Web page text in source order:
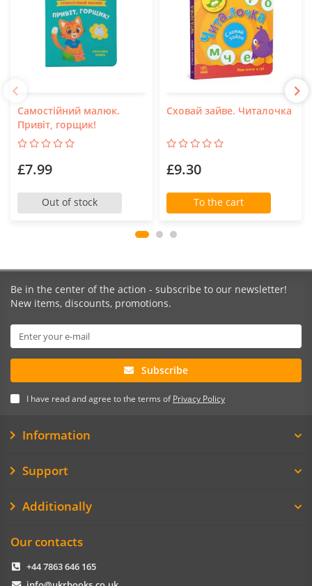
Самостійний малюк.
Привіт, горщик!
£7.99
Out of stock
Сховай зайве. Читалочка
£9.30
To the cart
Be in the center of the action - subscribe to our newsletter!
New items, discounts, promotions.
Subscribe
I have read and agree to the terms ofPrivacy Policy
Information
Support
Additionally
Our contacts
+44 7863 646 165